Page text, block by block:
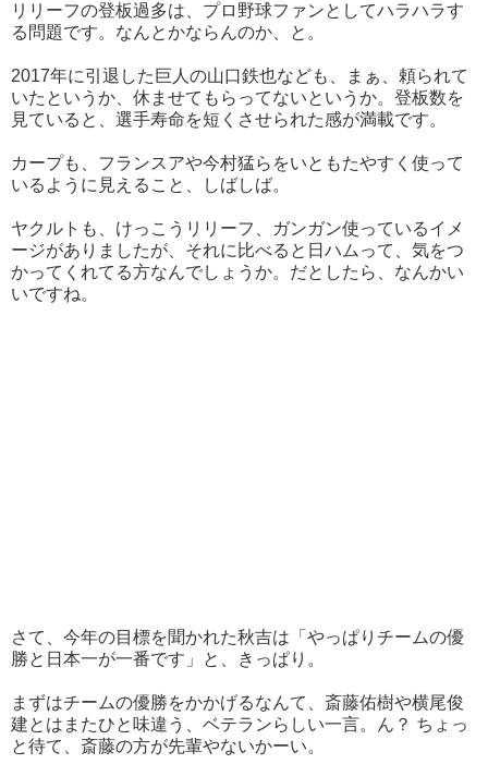
リリーフの登板過多は、プロ野球ファンとしてハラハラす
る問題です。なんとかならんのか、と。
2017年に引退した巨人の山口鉄也なども、まぁ、頼られて
いたというか、休ませてもらってないというか。登板数を
見ていると、選手寿命を短くさせられた感が満載です。
カープも、フランスアや今村猛らをいともたやすく使って
いるように見えること、しばしば。
ヤクルトも、けっこうリリーフ、ガンガン使っているイメ
ージがありましたが、それに比べると日ハムって、気をつ
かってくれてる方なんでしょうか。だとしたら、なんかい
いですね。
さて、今年の目標を聞かれた秋吉は「やっぱりチームの優
勝と日本一が一番です」と、きっぱり。
まずはチームの優勝をかかげるなんて、斎藤佑樹や横尾俊
建とはまたひと味違う、ベテランらしい一言。ん？ ちょっ
と待て、斎藤の方が先輩やないかーい。